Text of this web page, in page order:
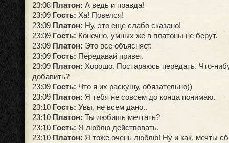
23:08 Платон: А ведь и правда!
23:09 Гость: Ха! Повелся!
23:09 Платон: Ну, это еще слабо сказано!
23:09 Гость: Конечно, умных же в платоны не берут.
23:09 Платон: Это все объясняет.
23:09 Гость: Передавай привет.
23:09 Платон: Хорошо. Постараюсь передать. Что-
добавить?
23:09 Гость: Что я их раскушу, обязательно))
23:09 Платон: Я тебя не совсем до конца понимаю.
23:10 Гость: Увы, не всем дано..
23:10 Платон: Ты любишь мечтать?
23:10 Гость: Я люблю действовать.
23:10 Платон: Я тоже очень люблю! Ну и как, мечты